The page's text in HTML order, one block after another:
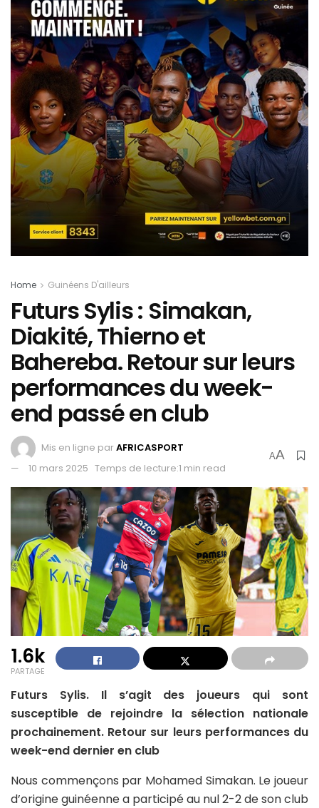
Home Guinéens D'ailleurs
Futurs Sylis : Simakan,
Diakité, Thierno et
Bahereba. Retour sur leurs
performances du week-
end passé en club
Mis en ligne parAFRICASPORT
10 mars 2025 Temps de lecture:1 min read
AA
1.6k
PARTAGE
Futurs Sylis. Il s’agit des joueurs qui sont
susceptible de rejoindre la sélection nationale
prochainement. Retour sur leurs performances du
week-end dernier en club
Nous commençons par Mohamed Simakan. Le joueur
d’origine guinéenne a participé au nul 2-2 de son club